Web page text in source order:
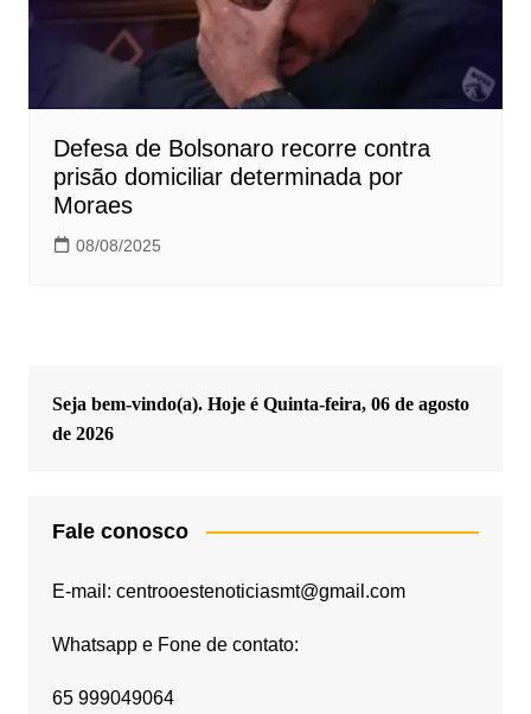
Defesa de Bolsonaro recorre contra
prisão domiciliar determinada por
Moraes
08/08/2025
Seja bem-vindo(a). Hoje é Quinta-feira, 06 de agosto
de 2026
Fale conosco
E-mail: centrooestenoticiasmt@gmail.com
Whatsapp e Fone de contato:
65 999049064